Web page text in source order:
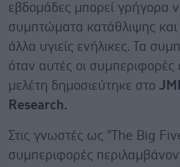
εβδομάδες μπορεί γρήγορα
συμπτώματα κατάθλιψης
άλλα υγιείς ενήλικες. Τα
όταν αυτές οι
μελέτη δημοσιεύτηκε στο
Research.
Στις γνωστές ως "The Big
συμπεριφορές